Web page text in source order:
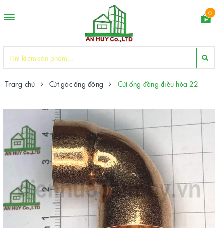
Toggle
0
Trang chủ Cút góc ống đồng Cút ống đồng điều hòa 22